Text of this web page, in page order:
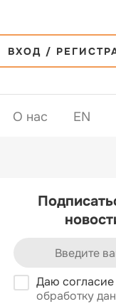
ВХОД /
О нас EN
Даю согласие
обработку